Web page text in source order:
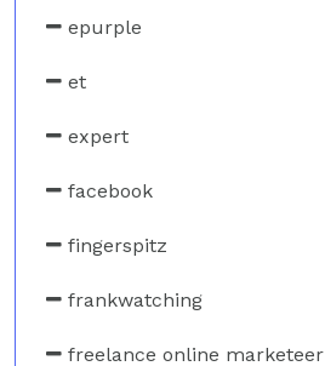
epurple
et
expert
facebook
fingerspitz
frankwatching
freelance online marketeer